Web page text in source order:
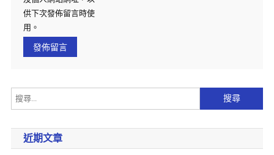
供下次發佈留言時使
用。
近期文章